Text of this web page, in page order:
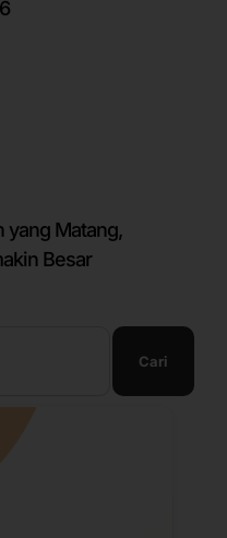
yang Matang,
Besar
Cari